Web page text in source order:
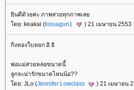
ินดีด้วยค่ะ ภาพสวยทุกภาพเล
ดย: keakai (tossagun1 ) 21 เมษายน 2553
กิ่งทองใบหยก อิ อิ
พ่อเเม่สวยหล่อขนาดนี้
ลูกจะน่ารักขนาดไหนน้อ??
ดย: JLo (Jennifer Lowclass ) 21 เมษายน